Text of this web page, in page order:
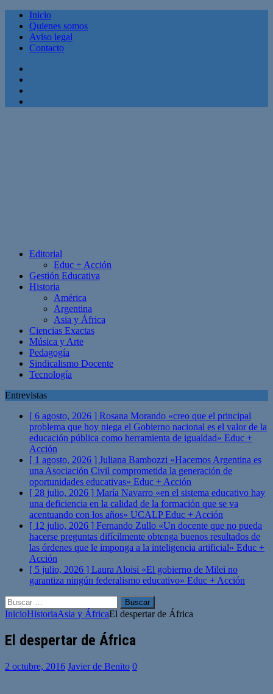
Inicio
Quienes somos
Aviso legal
Contacto
Editorial
Educ + Acción
Gestión Educativa
Historia
América
Argentina
Asia y África
Ciencias Exactas
Música y Arte
Pedagogía
Sindicalismo Docente
Tecnología
Entrevistas
[ 6 agosto, 2026 ] Rosana Morando «creo que el principal
problema que hoy niega el Gobierno nacional es el valor de la
educación pública como herramienta de igualdad» Educ +
Acción
[ 1 agosto, 2026 ] Juliana Bambozzi «Hacemos Argentina es
una Asociación Civil comprometida la generación de
oportunidades educativas» Educ + Acción
[ 28 julio, 2026 ] María Navarro «en el sistema educativo hay
una deficiencia en la calidad de la formación que se va
acentuando con los años» UCALPEduc + Acción
[ 12 julio, 2026 ] Fernando Zullo «Un docente que no pueda
hacerse preguntas difícilmente obtenga buenos resultados de
las órdenes que le imponga a la inteligencia artificial» Educ +
Acción
[ 5 julio, 2026 ] Laura Aloisi «El gobierno de Milei no
garantiza ningún federalismo educativo» Educ + Acción
Buscar:
InicioHistoriaAsia y ÁfricaEl despertar de África
El despertar de África
2 octubre, 2016 Javier de Benito 0